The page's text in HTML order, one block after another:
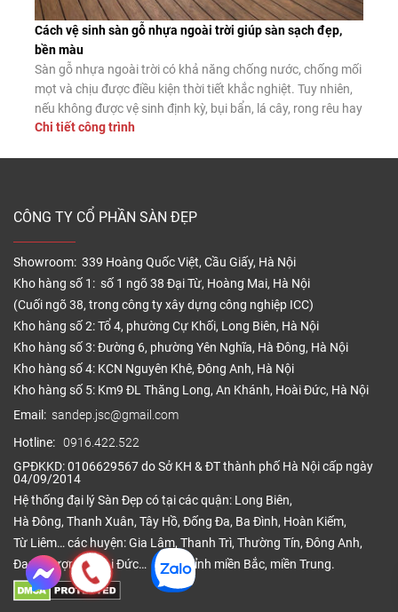
Cách vệ sinh sàn gỗ nhựa ngoài trời giúp sàn sạch đẹp,
bền màu
Sàn gỗ nhựa ngoài trời có khả năng chống nước, chống mối
mọt và chịu được điều kiện thời tiết khắc nghiệt. Tuy nhiên,
nếu không được vệ sinh định kỳ, bụi bẩn, lá cây, rong rêu hay
dầu mỡ vẫn có thể tích tụ trên bề mặt, làm giảm tính thẩm
Chi tiết công trình
CÔNG TY CỔ PHẦN SÀN ĐẸP
Showroom: 339 Hoàng Quốc Việt, Cầu Giấy, Hà Nội
Kho hàng số 1: số 1 ngõ 38 Đại Từ, Hoàng Mai, Hà Nội
(Cuối ngõ 38, trong công ty xây dựng công nghiệp ICC)
Kho hàng số 2: Tổ 4, phường Cự Khối, Long Biên, Hà Nội
Kho hàng số 3: Đường 6, phường Yên Nghĩa, Hà Đông, Hà Nội
Kho hàng số 4: KCN Nguyên Khê, Đông Anh, Hà Nội
Kho hàng số 5: Km9 ĐL Thăng Long, An Khánh, Hoài Đức, Hà Nội
Email: sandep.jsc@gmail.com
Hotline: 0916.422.522
GPĐKKD: 0106629567 do Sở KH & ĐT thành phố Hà Nội cấp ngày
04/09/2014
Hệ thống đại lý Sàn Đẹp có tại các quận: Long Biên,
Hà Đông, Thanh Xuân, Tây Hồ, Đống Đa, Ba Đình, Hoàn Kiếm,
Từ Liêm… các huyện: Gia Lâm, Thanh Trì, Thường Tín, Đông Anh,
Đan Phượng, Hoài Đức… và các tỉnh miền Bắc, miền Trung.